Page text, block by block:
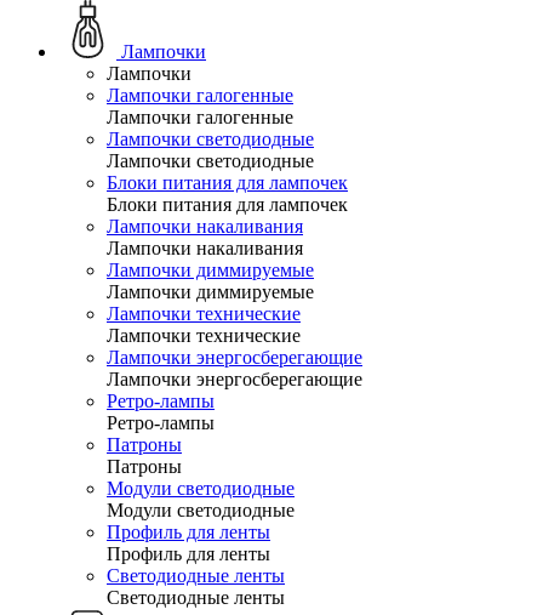
Лампочки
Лампочки
Лампочки галогенные
Лампочки галогенные
Лампочки светодиодные
Лампочки светодиодные
Блоки питания для лампочек
Блоки питания для лампочек
Лампочки накаливания
Лампочки накаливания
Лампочки диммируемые
Лампочки диммируемые
Лампочки технические
Лампочки технические
Лампочки энергосберегающие
Лампочки энергосберегающие
Ретро-лампы
Ретро-лампы
Патроны
Патроны
Модули светодиодные
Модули светодиодные
Профиль для ленты
Профиль для ленты
Светодиодные ленты
Светодиодные ленты